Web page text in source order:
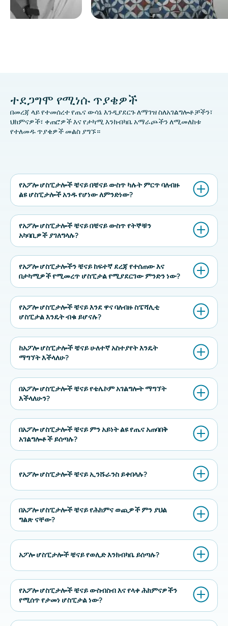
ተደጋግሞ የሚነሱ ጥያቄዎች
በመረጃ ላይ የተመሰረተ የጤና ውሳኔ እንዲያደርጉ ለማገዝ ስለአገልግሎቶቻችን፣
ህክምናዎች፣ ቀጠሮዎች እና የታካሚ እንክብካቤ አማራጮችን ለሚመለከቱ
የተለመዱ ጥያቄዎች መልስ ያግኙ።
የአፖሎ ሆስፒታሎች ቼናይ በቼናይ ውስጥ ካሉት ምርጥ ባለብዙ
ልዩ ሆስፒታሎች አንዱ የሆነው ለምንድነው?
የአፖሎ ሆስፒታሎች ቼናይ በቼናይ ውስጥ የትኞቹን
አካባቢዎች ያገለግላሉ?
የአፖሎ ሆስፒታሎችን ቼናይ ከፍተኛ ደረጃ የተሰጠው እና
በታካሚዎች የሚመረጥ ሆስፒታል የሚያደርገው ምንድን ነው?
የአፖሎ ሆስፒታሎች ቼናይ እንደ ዋና ባለብዙ ስፔሻሊቲ
ሆስፒታል እንዴት ብቁ ይሆናሉ?
ከአፖሎ ሆስፒታሎች ቼናይ ሁለተኛ አስተያየት እንዴት
ማግኘት እችላለሁ?
በአፖሎ ሆስፒታሎች ቼናይ የቴሌኮም አገልግሎት ማግኘት
እችላለሁን?
በአፖሎ ሆስፒታሎች ቼናይ ምን አይነት ልዩ የጤና አጠባበቅ
አገልግሎቶች ይሰጣሉ?
የአፖሎ ሆስፒታሎች ቼናይ ኢንሹራንስ ይቀበላሉ?
በአፖሎ ሆስፒታሎች ቼናይ የሕክምና ወጪዎች ምን ያህል
ግልጽ ናቸው?
አፖሎ ሆስፒታሎች ቼናይ የወሊድ እንክብካቤ ይሰጣሉ?
የአፖሎ ሆስፒታሎች ቼናይ ውስብስብ እና የላቀ ሕክምናዎችን
የሚሰጥ የታመነ ሆስፒታል ነው?